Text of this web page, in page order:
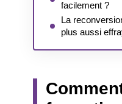
facilement ?
La
plus aussi